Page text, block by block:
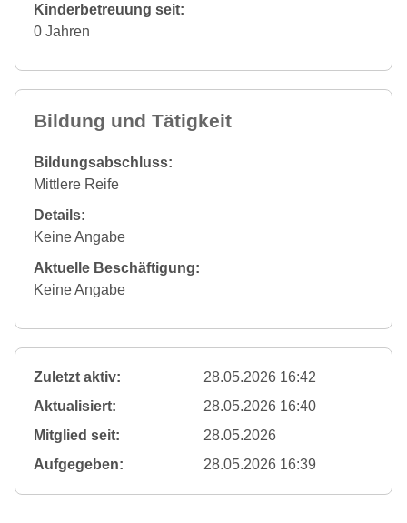
Kinderbetreuung seit:
0 Jahren
Bildung und Tätigkeit
Bildungsabschluss:
Mittlere Reife
Details:
Keine Angabe
Aktuelle Beschäftigung:
Keine Angabe
Zuletzt aktiv:
28.05.2026 16:42
Aktualisiert:
28.05.2026 16:40
Mitglied seit:
28.05.2026
Aufgegeben:
28.05.2026 16:39